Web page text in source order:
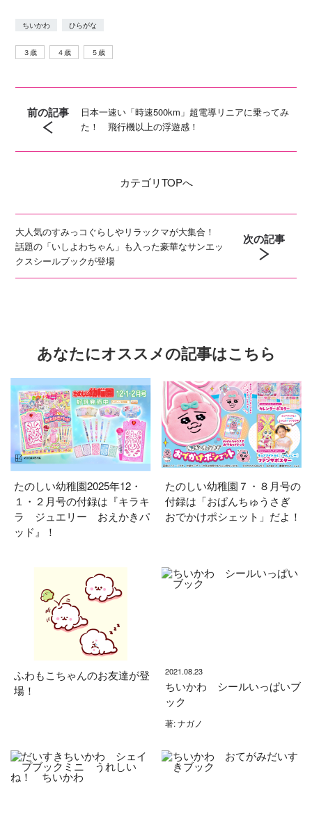
ちいかわ ひらがな
３歳 ４歳 ５歳
前の記事
日本一速い「時速500km」超電導リニアに乗ってみ
た！ 飛行機以上の浮遊感！
カテゴリTOPへ
大人気のすみっコぐらしやリラックマが大集合！
話題の「いしよわちゃん」も入った豪華なサンエッ
クスシールブックが登場
次の記事
あなたにオススメの記事はこちら
たのしい幼稚園2025年12・
１・２月号の付録は『キラキ
ラ ジュエリー おえかきパ
ッド』！
たのしい幼稚園７・８月号の
付録は「おぱんちゅうさぎ
おでかけポシェット」だよ！
ふわもこちゃんのお友達が登
場！
2021.08.23
ちいかわ シールいっぱいブ
ック
著: ナガノ